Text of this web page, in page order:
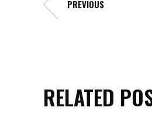
PREVIOUS
RELATED